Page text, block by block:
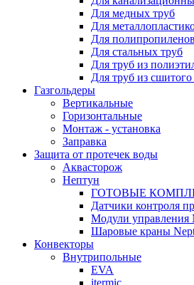
Для медных труб
Для
Для
Для стальных труб
Для труб из
Для труб из
Газгольдеры
Вертикальные
Горизонтальные
Монтаж - установка
Заправка
Защита от протечек воды
Аквасторож
Нептун
ГОТОВЫЕ
Датчики контроля
Модули управления
Шаровые краны
Конвекторы
Внутрипольные
EVA
itermic